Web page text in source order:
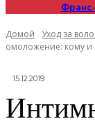
Домой Уход за
омоложение: кому
15.12.2019